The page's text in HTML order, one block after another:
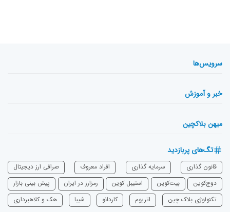
سرویس‌ها
خبر و آموزش
میهن بلاکچین
تگ‌های پربازدید
قانون گذاری سرمایه‌ گذاری افراد معروف
صرافی ارز دیجیتال
دوج‌کوین
بیت‌کوین استیبل کوین رمزارز در ایران
پیش بینی بازار
تکنولوژی بلاک چین
اتریوم ‌کاردانو شیبا هک و کلاهبرداری